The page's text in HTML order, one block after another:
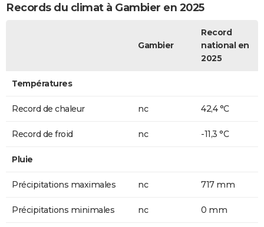
Records du climat à Gambier en 2025
Gambier
Record
national en
2025
Températures
Record de chaleur nc 42,4 °C
Record de froid nc -11,3 °C
Pluie
Précipitations maximales nc 717 mm
Précipitations minimales nc 0 mm